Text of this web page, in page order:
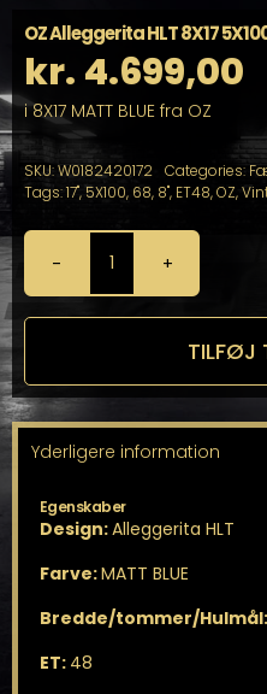
OZ Alleggerita HLT 8X17
kr. 4.699,00
i 8X17 MATT BLUE fra OZ
SKU:W0182420172 Categories:
Tags:17",5X100, 68, 8", ET48,OZ,
OZ
Alleggerita
HLT
antal
TILFØJ
Yderligere information
Egenskaber
Design:Alleggerita HLT
Farve:MATT BLUE
Bredde/tommer/Hulmål:
ET: 48